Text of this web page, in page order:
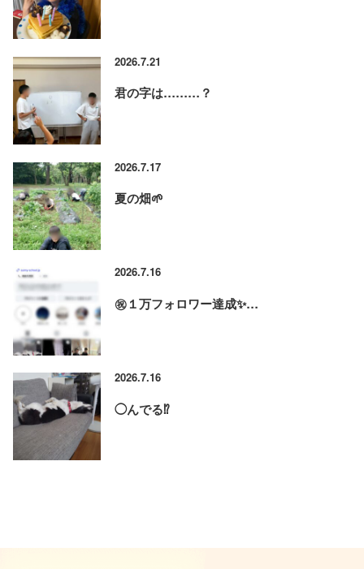
2026.7.21
君の字は………？
2026.7.17
夏の畑🌱
2026.7.16
㊗️１万フォロワー達成✨…
2026.7.16
◯んでる⁉️